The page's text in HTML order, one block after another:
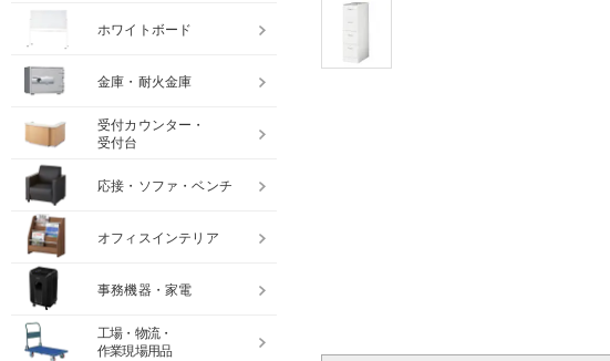
ホワイトボード
金庫・耐火金庫
受付カウンター・
受付台
応接・ソファ・ベンチ
オフィスインテリア
事務機器・家電
工場・物流・
作業現場用品